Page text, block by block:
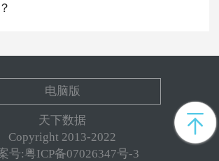
电脑版
天下数据
Copyright 2013-2022
号:粤ICP备07026347号-3